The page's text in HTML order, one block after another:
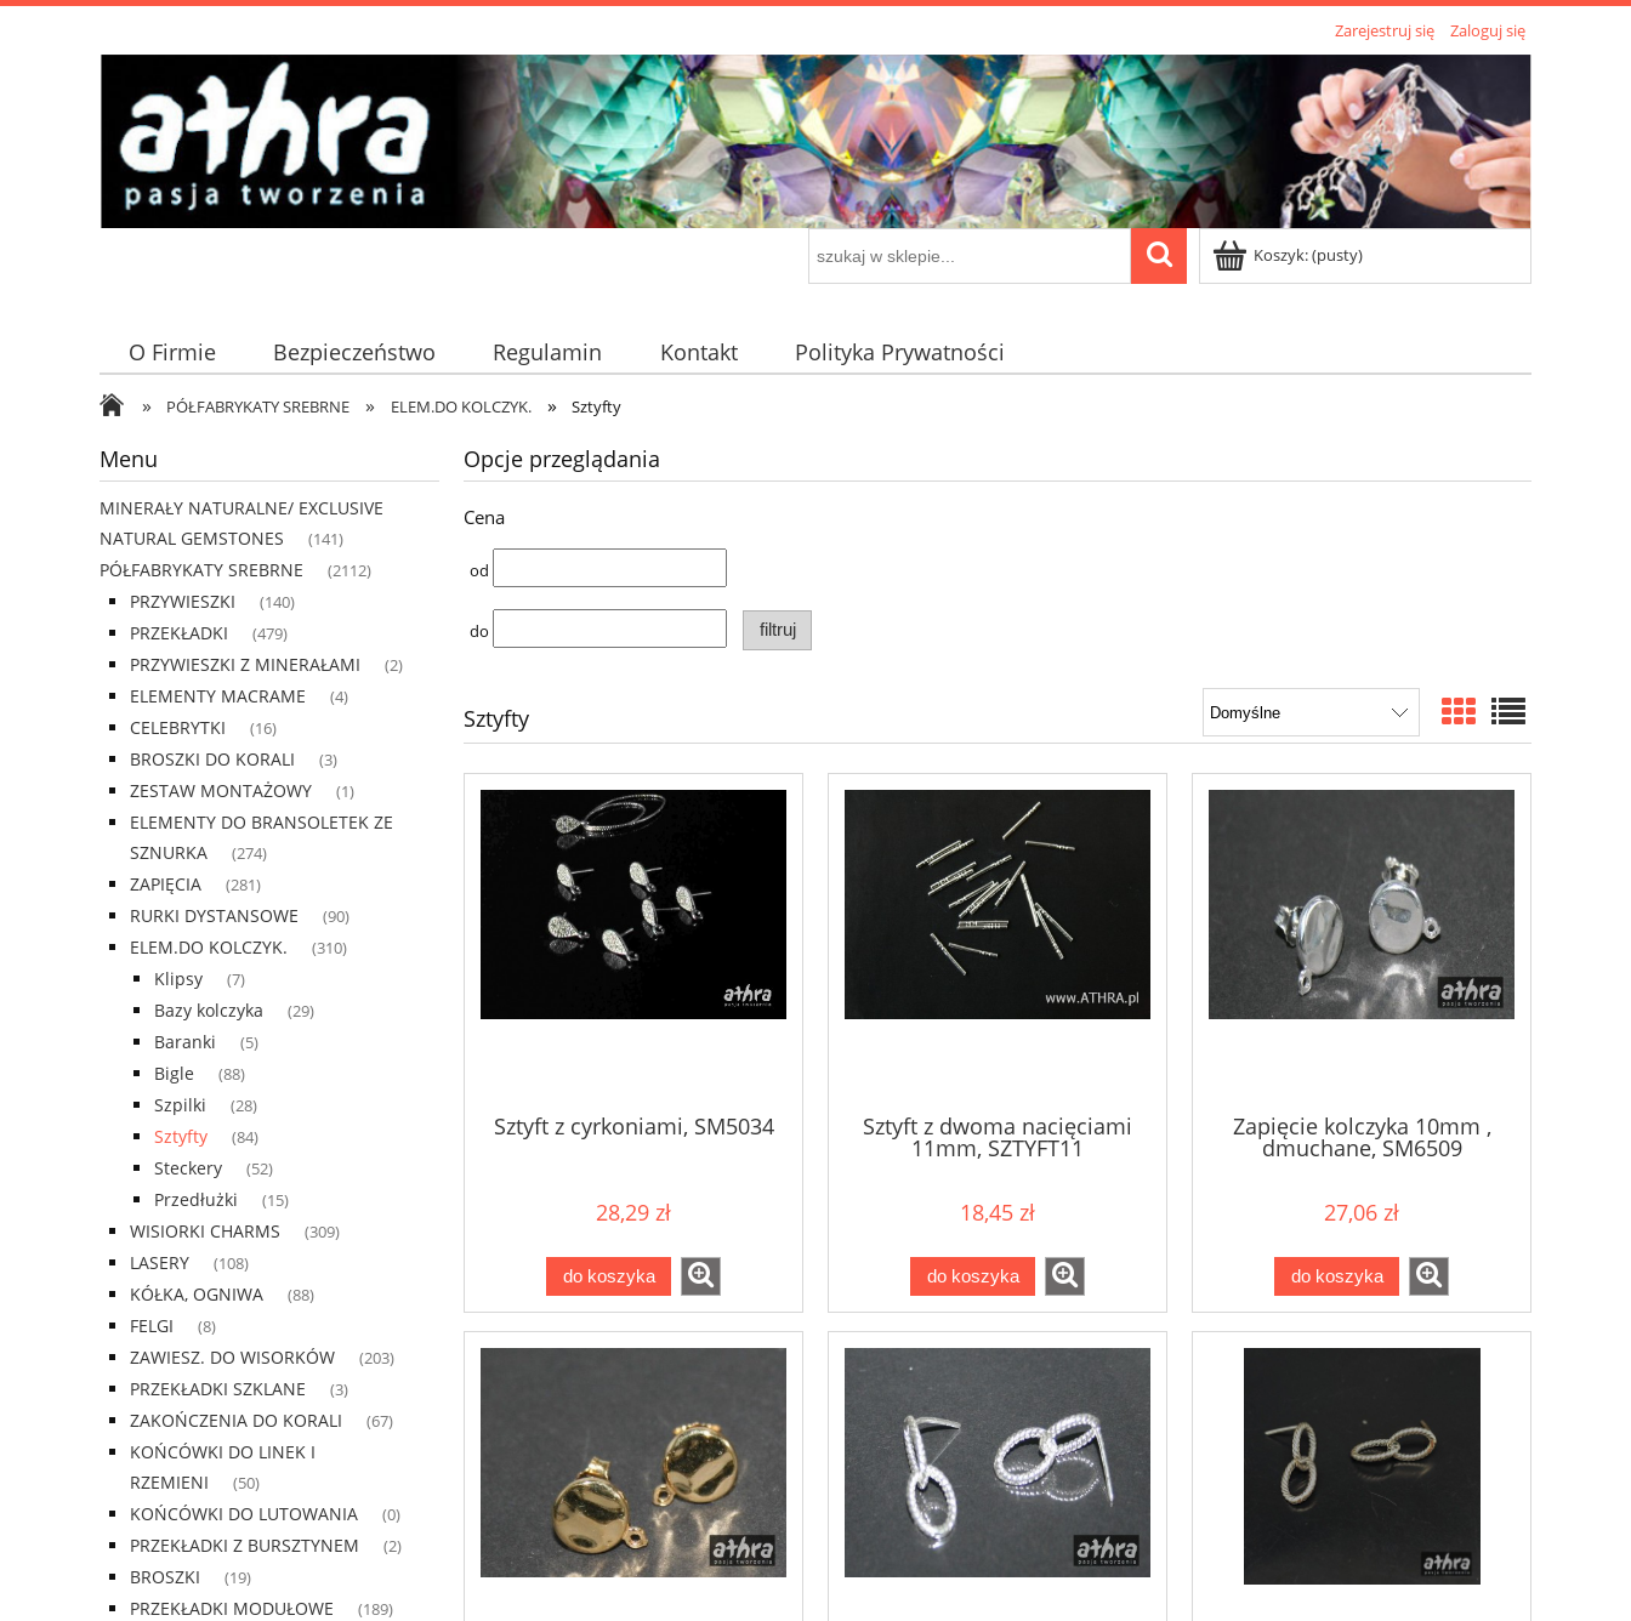
Zarejestruj się Zaloguj się
Koszyk:(pusty)
O Firmie Bezpieczeństwo Regulamin Kontakt Polityka Prywatności
» PÓŁFABRYKATY SREBRNE » ELEM.DO KOLCZYK. » Sztyfty
Menu
MINERAŁY NATURALNE/ EXCLUSIVE
NATURAL GEMSTONES
(141)
PÓŁFABRYKATY SREBRNE (2112)
PRZYWIESZKI (140)
PRZEKŁADKI (479)
PRZYWIESZKI Z MINERAŁAMI (2)
ELEMENTY MACRAME (4)
CELEBRYTKI (16)
BROSZKI DO KORALI (3)
ZESTAW MONTAŻOWY (1)
ELEMENTY DO BRANSOLETEK ZE
SZNURKA
(274)
ZAPIĘCIA (281)
RURKI DYSTANSOWE (90)
ELEM.DO KOLCZYK. (310)
Klipsy (7)
Bazy kolczyka (29)
Baranki (5)
Bigle (88)
Szpilki (28)
Sztyfty (84)
Steckery (52)
Przedłużki (15)
WISIORKI CHARMS (309)
LASERY (108)
KÓŁKA, OGNIWA (88)
FELGI (8)
ZAWIESZ. DO WISORKÓW (203)
PRZEKŁADKI SZKLANE (3)
ZAKOŃCZENIA DO KORALI (67)
KOŃCÓWKI DO LINEK I
RZEMIENI
(50)
KOŃCÓWKI DO LUTOWANIA (0)
PRZEKŁADKI Z BURSZTYNEM (2)
BROSZKI (19)
PRZEKŁADKI MODUŁOWE (189)
Opcje przeglądania
Cena
od
do filtruj
Sztyfty
Sztyft z cyrkoniami, SM5034
28,29 zł
do koszyka
Sztyft z dwoma nacięciami
11mm, SZTYFT11
18,45 zł
do koszyka
Zapięcie kolczyka 10mm ,
dmuchane, SM6509
27,06 zł
do koszyka